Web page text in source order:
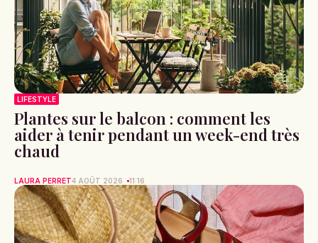
LIFESTYLE
Plantes sur le balcon : comment les
aider à tenir pendant un week-end très
chaud
LAURA PERRET4 AOÛT 2026 11:16